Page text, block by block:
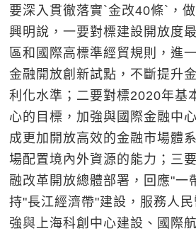
要深入貫徹落實`金改40條`，
興明說，一要對標建設開放度
區和國際高標準經貿規則，進
金融開放創新試點，不斷提升
利化水準；二要對標2020年基
心的目標，加強與國際金融中
成更加開放高效的金融市場體
場配置境內外資源的能力；三
融改革開放總體部署，回應"一
持"長江經濟帶"建設，服務人
強與上海科創中心建設、國際